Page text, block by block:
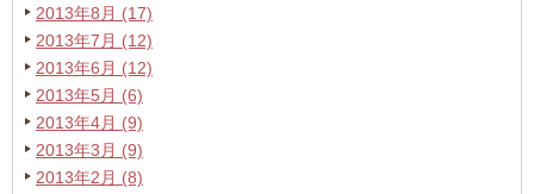
2013年8月 (17)
2013年7月 (12)
2013年6月 (12)
2013年5月 (6)
2013年4月 (9)
2013年3月 (9)
2013年2月 (8)